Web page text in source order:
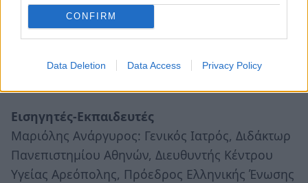
CONFIRM
Data Deletion Data Access Privacy Policy
Εισηγητές-Εκπαιδευτές
Μαριόλης Ανάργυρος: Γενικός Ιατρός, Διδάκτωρ
Πανεπιστημίου Αθηνών, Διευθυντής Κέντρου
Υγείας Αρεόπολης, Πρόεδρος Ελληνικής Ένωσης